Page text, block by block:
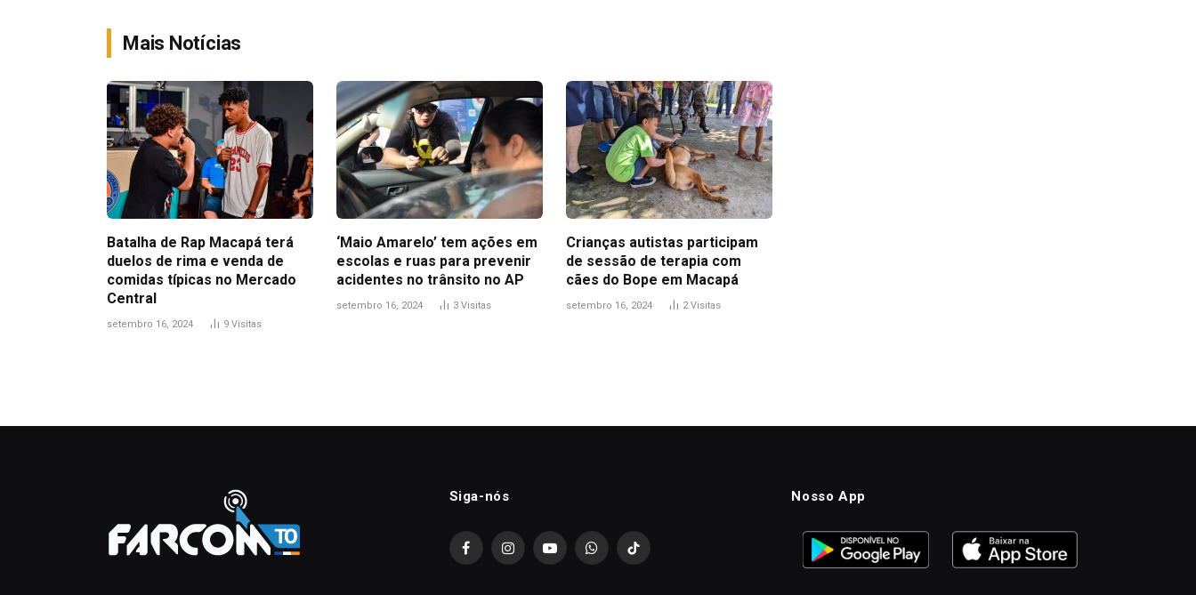
Mais Notícias
Batalha de Rap Macapá terá
duelos de rima e venda de
comidas típicas no Mercado
Central
setembro 16, 2024 9 Visitas
‘Maio Amarelo’ tem ações em
escolas e ruas para prevenir
acidentes no trânsito no AP
setembro 16, 2024 3 Visitas
Crianças autistas participam
de sessão de terapia com
cães do Bope em Macapá
setembro 16, 2024 2 Visitas
Siga-nós
FacebookInstagramYouTubeWhatsAppTikTok
Nosso App